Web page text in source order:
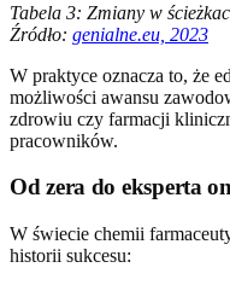
Tabela 3: Zmiany w
Źródło: genialne.eu, 2023
W praktyce oznacza to, że
możliwości awansu
zdrowiu czy farmacji
pracowników.
Od zera do eksperta
W świecie chemii
historii sukcesu: